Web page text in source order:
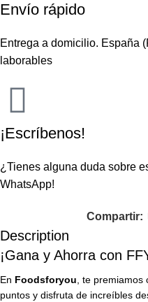
Envío rápido
Entrega a domicilio. España
laborables
¡Escríbenos!
¿Tienes alguna duda sobre
WhatsApp!
Compartir:
Description
¡Gana y Ahorra con
En Foodsforyou, te premiamos
puntos y disfruta de increíbles